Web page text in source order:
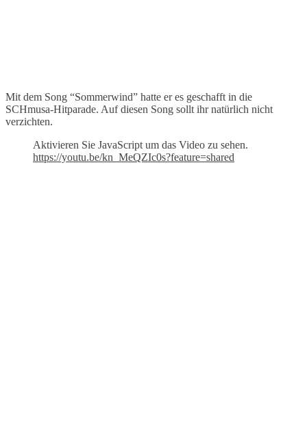
Mit dem Song “Sommerwind” hatte er es geschafft in die
SCHmusa-Hitparade. Auf diesen Song sollt ihr natürlich nicht
verzichten.
Aktivieren Sie JavaScript um das Video zu sehen.
https://youtu.be/kn_MeQZIc0s?feature=shared